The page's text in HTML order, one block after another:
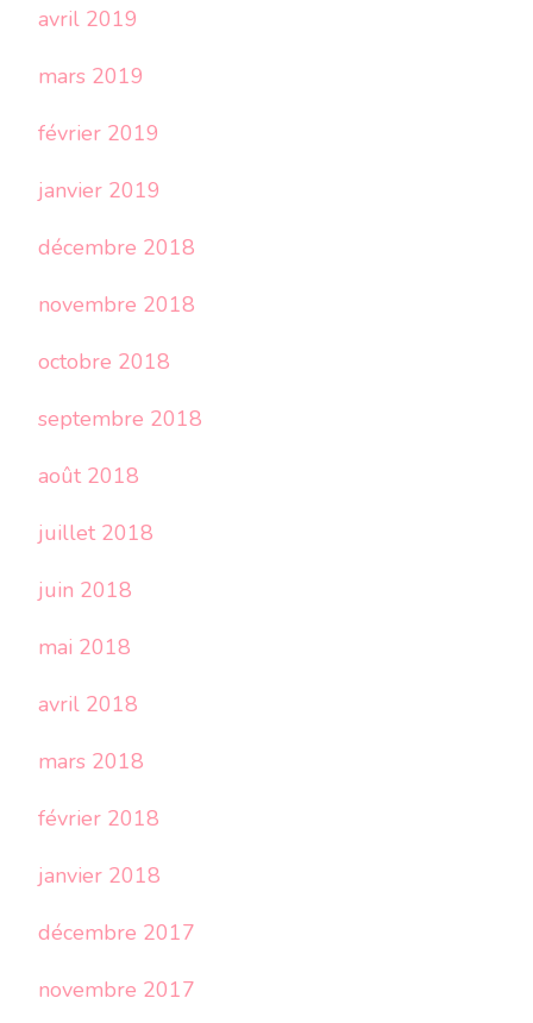
avril 2019
mars 2019
février 2019
janvier 2019
décembre 2018
novembre 2018
octobre 2018
septembre 2018
août 2018
juillet 2018
juin 2018
mai 2018
avril 2018
mars 2018
février 2018
janvier 2018
décembre 2017
novembre 2017